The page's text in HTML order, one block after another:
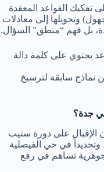
تفكيك القواعد المعقدة
وتحويلها إلى معادلات
بل فهم “منطق” السؤال.
يحتوي على كلمة دالة
نماذج سابقة لترسيخ
جدة؟
الإقبال على دورة ستيب
في حي الفيصلية
تساهم في رفع